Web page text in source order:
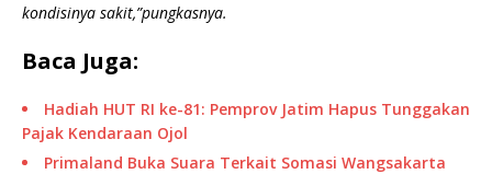
kondisinya sakit,”pungkasnya.
Baca Juga:
Hadiah HUT RI ke-81: Pemprov Jatim Hapus Tunggakan
Pajak Kendaraan Ojol
Primaland Buka Suara Terkait Somasi Wangsakarta